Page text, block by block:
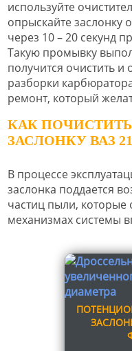
используйте
опрыскайте заслонку
через 10 – 20 секунд
Такую промывку
получится очистить и
разборки
ремонт, который
КАК
ЗАСЛОНКУ ВАЗ
В процессе
заслонка поддается
частиц пыли,
механизмах системы